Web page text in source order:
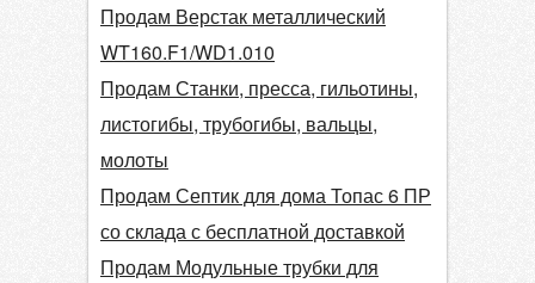
Продам Верстак металлический
WT160.F1/WD1.010
Продам Станки, пресса, гильотины,
листогибы, трубогибы, вальцы,
молоты
Продам Септик для дома Топас 6 ПР
со склада с бесплатной доставкой
Продам Модульные трубки для